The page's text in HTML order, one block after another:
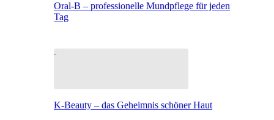
Oral-B – professionelle Mundpflege für jeden
Tag
K-Beauty – das Geheimnis schöner Haut